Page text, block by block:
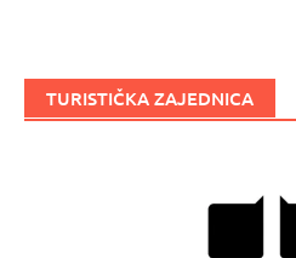
TURISTIČKA ZAJEDNICA